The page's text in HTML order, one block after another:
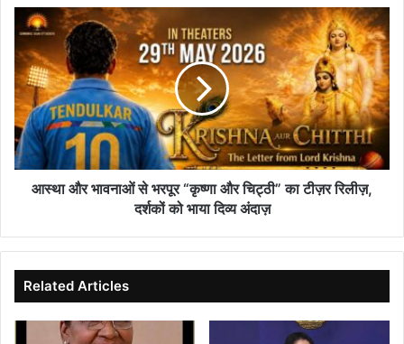
और
हम
राष्ट्रीय
भ्रष्टाचार
आस्था
और
भावनाओं
से
भरपूर
“कृष्णा
और
चिट्ठी”
का
टीज़र
दिव्य
अंदाज़
आस्था और भावनाओं से भरपूर “कृष्णा और चिट्ठी” का टीज़र रिलीज़,
दर्शकों को भाया दिव्य अंदाज़
Related Articles